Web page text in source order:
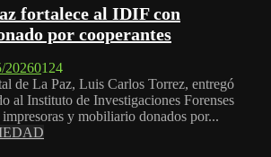
fortalece al IDIF con
por cooperantes
20260124
de La Paz, Luis Carlos Torrez, entregó
al Instituto de Investigaciones Forenses
y mobiliario donados por...